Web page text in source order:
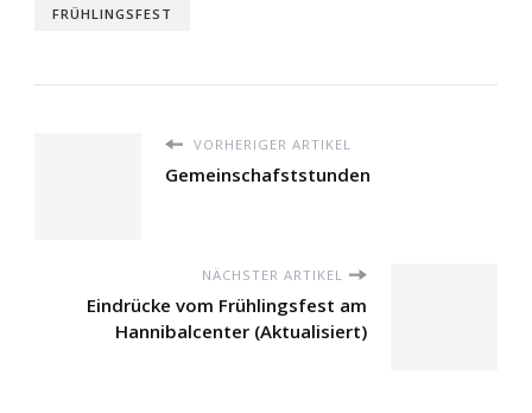
FRÜHLINGSFEST
VORHERIGER ARTIKEL
Gemeinschafststunden
NÄCHSTER ARTIKEL
Eindrücke vom Frühlingsfest am
Hannibalcenter (Aktualisiert)